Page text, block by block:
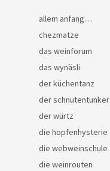
allem anfang…
chezmatze
das weinforum
das wynäsli
der küchentanz
der schnutentunker
der würtz
die hopfenhysterie
die webweinschule
die weinrouten